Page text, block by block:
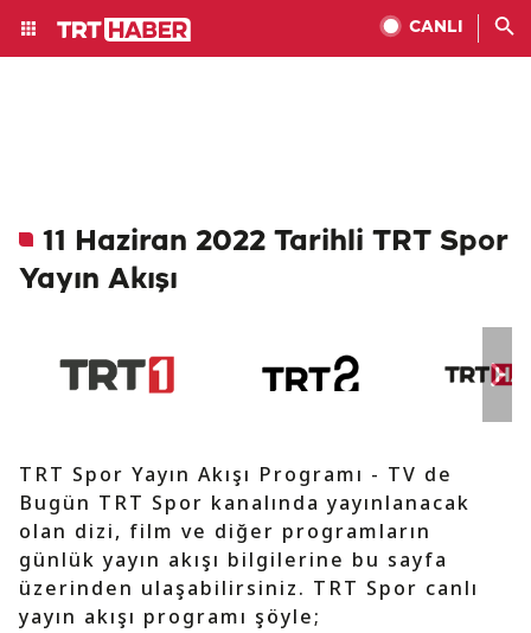
CANLI
11 Haziran 2022 Tarihli TRT Spor
Yayın Akışı
TRT Spor Yayın Akışı Programı - TV de
Bugün TRT Spor kanalında yayınlanacak
olan dizi, film ve diğer programların
günlük yayın akışı bilgilerine bu sayfa
üzerinden ulaşabilirsiniz. TRT Spor canlı
yayın akışı programı şöyle;